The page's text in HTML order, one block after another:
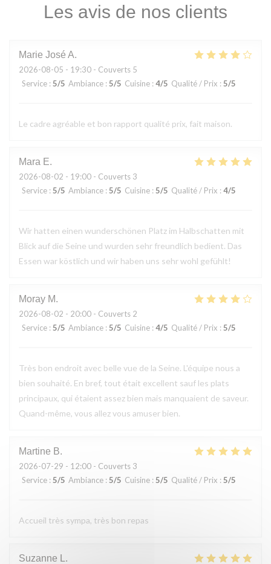
Les avis de nos clients
Marie José A
2026-08-05 - 19:30 - Couverts 5
Service : 5/5 Ambiance : 5/5 Cuisine : 4/5 Qualité / Prix : 5/5
Le cadre agréable et bon rapport qualité prix, fait maison.
Mara E
2026-08-02 - 19:00 - Couverts 3
Service : 5/5 Ambiance : 5/5 Cuisine : 5/5 Qualité / Prix : 4/5
Wir hatten einen wunderschönen Platz im Halbschatten mit
Blick auf die Seine und wurden sehr freundlich bedient. Das
Essen war köstlich und wir haben uns sehr wohl gefühlt!
Moray M
2026-08-02 - 20:00 - Couverts 2
Service : 5/5 Ambiance : 5/5 Cuisine : 4/5 Qualité / Prix : 5/5
Très bon endroit avec belle vue de la Seine. L'équipe nous a
bien souhaité. En bref, tout était excellent sauf les plats
principaux, qui étaient assez bien mais manquaient de saveur.
Quand-même, vous allez vous amuser bien.
Martine B
2026-07-29 - 12:00 - Couverts 3
Service : 5/5 Ambiance :5/5 Cuisine :5/5 Qualité / Prix : 5/5
Accueil très sympa, très bon repas
Suzanne L